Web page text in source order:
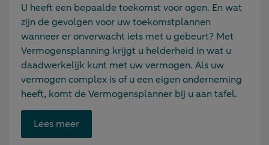
U heeft een bepaalde toekomst voor ogen. En wat
zijn de gevolgen voor uw toekomstplannen
wanneer er onverwacht iets met u gebeurt? Met
Vermogensplanning krijgt u helderheid in wat u
daadwerkelijk kunt met uw vermogen. Als uw
vermogen complex is of u een eigen onderneming
heeft, komt de Vermogensplanner bij u aan tafel.
Lees meerOpent
link